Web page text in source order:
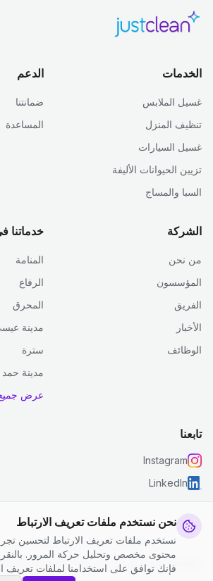
نحن نستخدم ملفات تعريف الارتباط
نستخدم ملفات تعريف الارتباط لتحسين
محتوى مخصص وتحليل حركة المرور.
فإنك توافق على استخدامنا لملفات تعريف
الخدمات
غسيل الملابس
تنظيف المنزل
غسيل السيارات
تزيين الحيوانات الأليفة
السبا والمساج
الدعم
ضمانتنا
المساعدة
الشركة
من نحن
المؤسسون
الفريق
الأخبار
الوظائف
خدماتنا
المنامة
الرفاع
المحرق
مدينة
سترة
مدينة حمد
عرض
تابعنا
Instagram
LinkedIn
© 2026 جست كلين. جميع الحقوق محفوظة.
الشروط | إعدادات ملفات تعريف الارتباط